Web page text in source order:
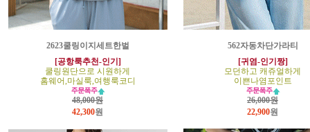
2623쿨링이지세트한벌
[공항룩추천-인기]
쿨링원단으로 시원하게
홈웨어,마실룩,여행룩코디
48,000원
42,300원
562자동차단가라티
[귀염-인기짱]
모던하고 캐쥬얼하게
이쁜나염포인트
26,000원
22,900원